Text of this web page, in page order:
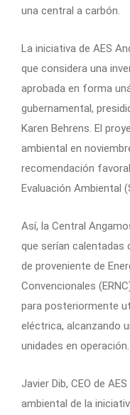
una central a carbón.
La iniciativa de AES
que considera una
aprobada en forma
gubernamental,
Karen Behrens. El
ambiental en
recomendación
Evaluación Ambiental
Así, la Central
que serían calentadas
de proveniente de
Convencionales
para posteriormente
eléctrica, alcanzando
unidades en operación.
Javier Dib, CEO de
ambiental de la